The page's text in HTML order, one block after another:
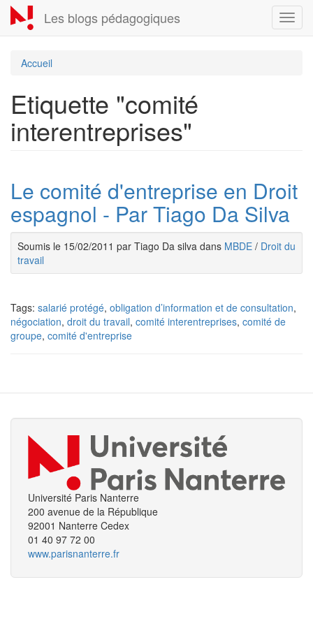
Aller
au
contenu
Les blogs pédagogiques
Accueil
Etiquette "comité
interentreprises"
Le comité d'entreprise en Droit
espagnol - Par Tiago Da Silva
Soumis le 15/02/2011 par Tiago Da silva dans MBDE / Droit du
travail
Tags: salarié protégé, obligation d’information et de consultation,
négociation, droit du travail, comité interentreprises, comité de
groupe, comité d'entreprise
Université Paris Nanterre
200 avenue de la République
92001 Nanterre Cedex
01 40 97 72 00
www.parisnanterre.fr